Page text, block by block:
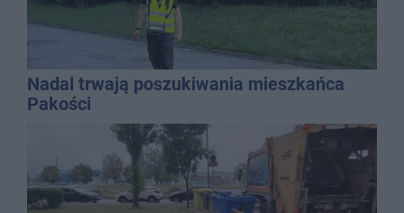
Nadal trwają poszukiwania mieszkańca
Pakości